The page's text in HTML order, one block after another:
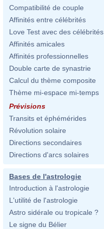
Compatibilité de couple
Affinités entre célébrités
Love Test avec des célébrités
Affinités amicales
Affinités professionnelles
Double carte de synastrie
Calcul du thème composite
Thème mi-espace mi-temps
Prévisions
Transits et éphémérides
Révolution solaire
Directions secondaires
Directions d'arcs solaires
Bases de l'astrologie
Introduction à l'astrologie
L'utilité de l'astrologie
Astro sidérale ou tropicale ?
Le signe du Bélier